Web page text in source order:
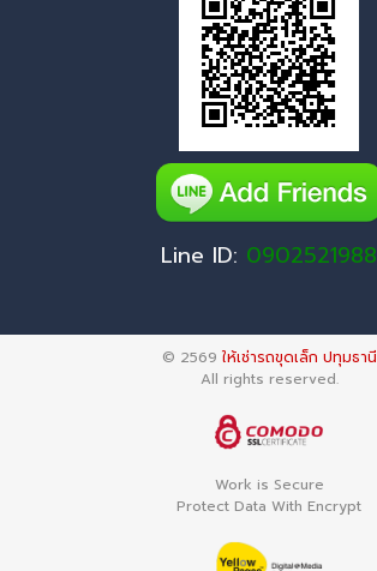
Line ID: 0902521988
© 2569 ให้เช่ารถขุดเล็ก ปทุมธานี
All rights reserved.
Work is Secure
Protect Data With Encrypt